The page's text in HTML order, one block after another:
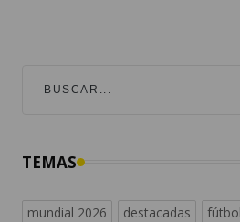
TEMAS
mundial 2026 destacadas fútbol